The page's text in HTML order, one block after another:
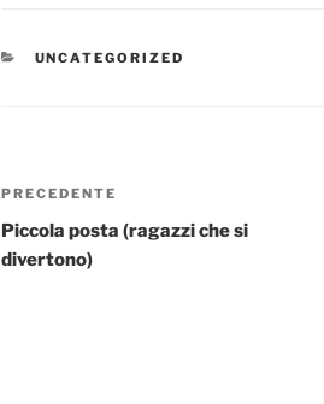
CATEGORIE
UNCATEGORIZED
Navigazione
articoli
Articolo
precedente:
PRECEDENTE
Piccola posta (ragazzi che si
divertono)